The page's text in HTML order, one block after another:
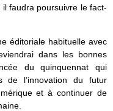
faudra poursuivre le fact-
éditoriale habituelle avec
dans les bonnes
du quinquennat qui
de l’innovation du futur
et à continuer de